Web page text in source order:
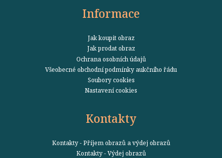
Informace
Jak koupit obraz
Jak prodat obraz
Ochrana osobních údajů
Všeobecné obchodní podmínky aukčního řádu
Soubory cookies
Nastavení cookies
Kontakty
Kontakty - Příjem obrazů a výdej obrazů
Kontakty - Výdej obrazů